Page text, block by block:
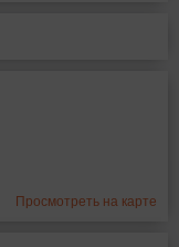
Просмотреть на карте